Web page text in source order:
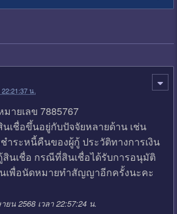
น.
ายเลข 7885767
เชื่อขึ้นอยู่กับปัจจัยหลายด้าน เช่น
ำระหนี้คืนของผู้กู้ ประวัติทางการเงิน
สินเชื่อ กรณีที่สินเชื่อได้รับการอนุมัติ
เพื่อนัดหมายทำสัญญาอีกครั้งนะคะ
น 2568 เวลา 22:57:24 น.